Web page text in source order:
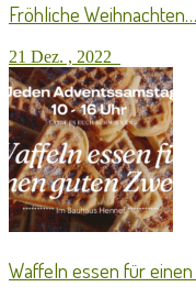
Fröhliche Weihnachten…
21 Dez. , 2022
Waffeln essen für